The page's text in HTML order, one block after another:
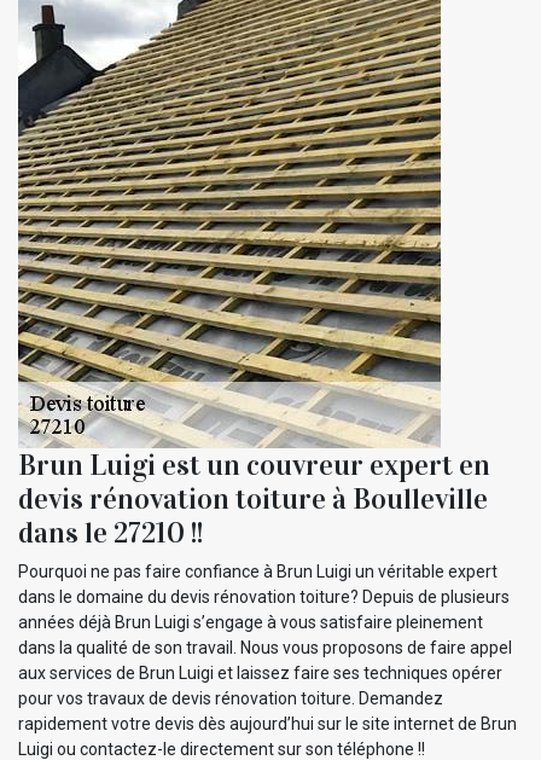
Brun Luigi est un couvreur expert en
devis rénovation toiture à Boulleville
dans le 27210 !!
Pourquoi ne pas faire confiance à Brun Luigi un véritable expert
dans le domaine du devis rénovation toiture? Depuis de plusieurs
années déjà Brun Luigi s’engage à vous satisfaire pleinement
dans la qualité de son travail. Nous vous proposons de faire appel
aux services de Brun Luigi et laissez faire ses techniques opérer
pour vos travaux de devis rénovation toiture. Demandez
rapidement votre devis dès aujourd’hui sur le site internet de Brun
Luigi ou contactez-le directement sur son téléphone !!